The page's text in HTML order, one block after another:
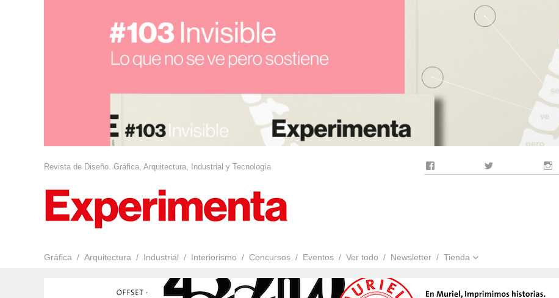
Revista de Diseño. Gráfica, Arquitectura, Industrial y Tecnología
Gráfica Arquitectura Industrial Interiorismo Concursos Eventos Ver todo Newsletter Tienda